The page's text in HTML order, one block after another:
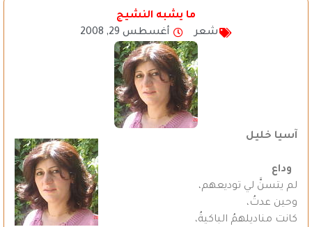
ما يشبه النشيج
شعر
أغسطس 29, 2008
آسيا خليل
وداع
لم يتسنَّ لي توديعهم،
وحين عدتُ،
كانت مناديلهمُ الباكيةُ،